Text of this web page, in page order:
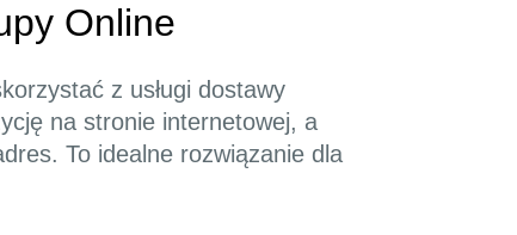
Online
z usługi dostawy
na stronie internetowej, a
To idealne rozwiązanie dla